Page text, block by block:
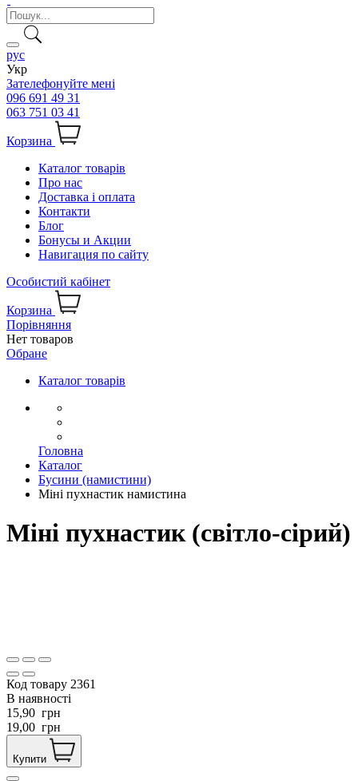
рус
Укр
Зателефонуйте мені
096 691 49 31
063 751 03 41
Корзина
Каталог товарів
Про нас
Доставка і оплата
Контакти
Блог
Бонусы и Акции
Навигация по сайту
Особистий кабінет
Корзина
Порівняння
Нет товаров
Обране
Каталог товарів
Головна
Каталог
Бусини (намистини)
Міні пухнастик намистина
Міні пухнастик (світло-сірий)
Код товару 2361
В наявності
15,90 грн
19,00 грн
Купити